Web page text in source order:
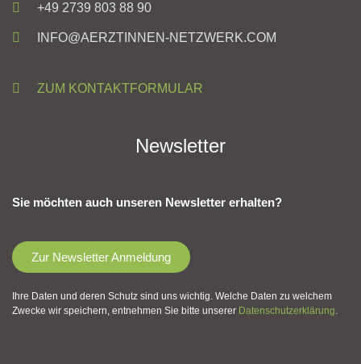
+49 2739 803 88 90
INFO@AERZTINNEN-NETZWERK.COM
ZUM KONTAKTFORMULAR
Newsletter
Sie möchten auch unseren Newsletter erhalten?
Zur Newsletter Anmeldung
Ihre Daten und deren Schutz sind uns wichtig. Welche Daten zu welchem
Zwecke wir speichern, entnehmen Sie bitte unserer Datenschutzerklärung.